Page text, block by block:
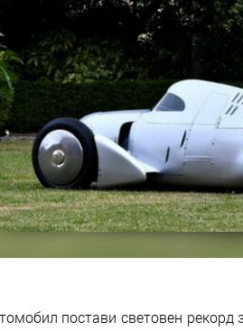
постави световен